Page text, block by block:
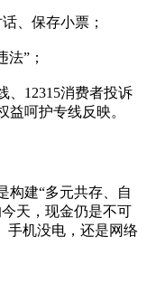
、保存小票；
法”；
、12315消费者投诉
益呵护专线反映。
构建“多元共存、自
天，现金仍是不可
机没电，还是网络